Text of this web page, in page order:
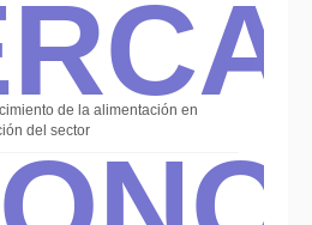
de la alimentación en
del sector